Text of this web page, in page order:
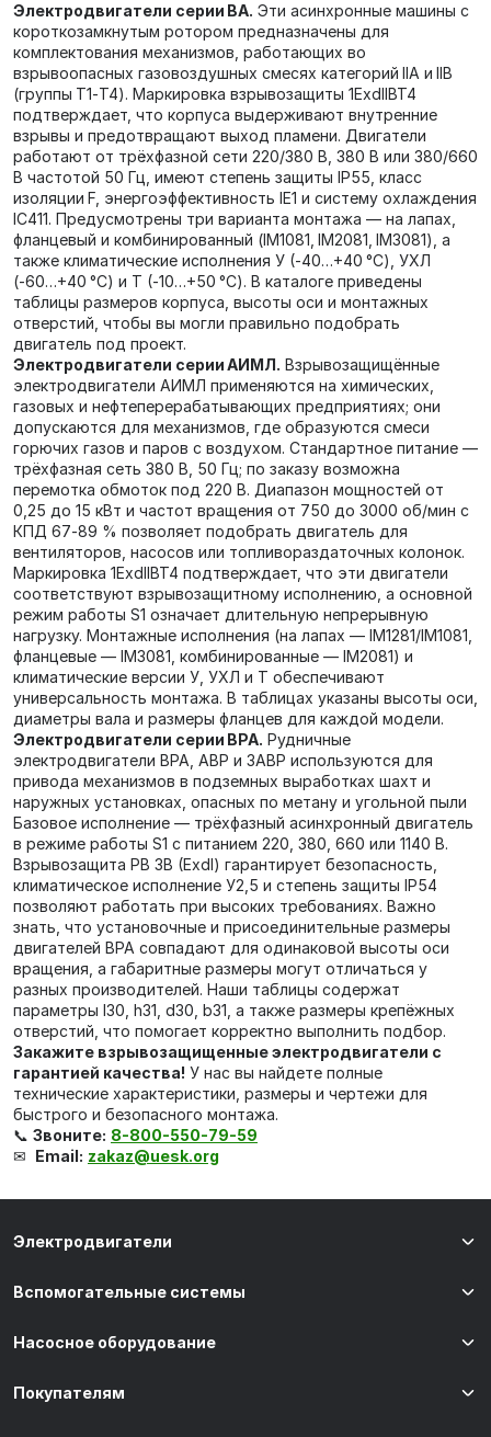
Электродвигатели серии ВА. Эти асинхронные машины с
короткозамкнутым ротором предназначены для
комплектования механизмов, работающих во
взрывоопасных газовоздушных смесях категорий IIA и IIB
(группы Т1‑Т4). Маркировка взрывозащиты 1ExdIIBT4
подтверждает, что корпуса выдерживают внутренние
взрывы и предотвращают выход пламени. Двигатели
работают от трёхфазной сети 220/380 В, 380 В или 380/660
В частотой 50 Гц, имеют степень защиты IP55, класс
изоляции F, энергоэффективность IE1 и систему охлаждения
IC411. Предусмотрены три варианта монтажа — на лапах,
фланцевый и комбинированный (IM1081, IM2081, IM3081), а
также климатические исполнения У (‑40…+40 °C), УХЛ
(‑60…+40 °C) и Т (‑10…+50 °C). В каталоге приведены
таблицы размеров корпуса, высоты оси и монтажных
отверстий, чтобы вы могли правильно подобрать
двигатель под проект.
Электродвигатели серии АИМЛ. Взрывозащищённые
электродвигатели АИМЛ применяются на химических,
газовых и нефтеперерабатывающих предприятиях; они
допускаются для механизмов, где образуются смеси
горючих газов и паров с воздухом. Стандартное питание —
трёхфазная сеть 380 В, 50 Гц; по заказу возможна
перемотка обмоток под 220 В. Диапазон мощностей от
0,25 до 15 кВт и частот вращения от 750 до 3000 об/мин с
КПД 67‑89 % позволяет подобрать двигатель для
вентиляторов, насосов или топливораздаточных колонок.
Маркировка 1ExdIIBT4 подтверждает, что эти двигатели
соответствуют взрывозащитному исполнению, а основной
режим работы S1 означает длительную непрерывную
нагрузку. Монтажные исполнения (на лапах — IM1281/IM1081,
фланцевые — IM3081, комбинированные — IM2081) и
климатические версии У, УХЛ и Т обеспечивают
универсальность монтажа. В таблицах указаны высоты оси,
диаметры вала и размеры фланцев для каждой модели.
Электродвигатели серии ВРА. Рудничные
электродвигатели ВРА, АВР и 3АВР используются для
привода механизмов в подземных выработках шахт и
наружных установках, опасных по метану и угольной пыли
Базовое исполнение — трёхфазный асинхронный двигатель
в режиме работы S1 с питанием 220, 380, 660 или 1140 В.
Взрывозащита РВ 3В (ExdI) гарантирует безопасность,
климатическое исполнение У2,5 и степень защиты IP54
позволяют работать при высоких требованиях. Важно
знать, что установочные и присоединительные размеры
двигателей ВРА совпадают для одинаковой высоты оси
вращения, а габаритные размеры могут отличаться у
разных производителей. Наши таблицы содержат
параметры l30, h31, d30, b31, а также размеры крепёжных
отверстий, что помогает корректно выполнить подбор.
Закажите взрывозащищенные электродвигатели с
гарантией качества! У нас вы найдете полные
технические характеристики, размеры и чертежи для
быстрого и безопасного монтажа.
📞 Звоните: 8-800-550-79-59
✉ Email: zakaz@uesk.org
Электродвигатели
Вспомогательные системы
Насосное оборудование
Покупателям